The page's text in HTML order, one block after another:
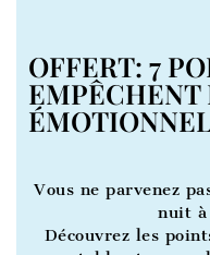
OFFERT: 7
EMPÊCHENT
Vous ne parvenez
nuit à
Découvrez les